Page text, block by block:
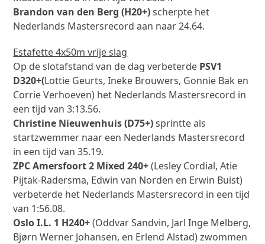
Brandon van den Berg (H20+)scherpte het
Nederlands Mastersrecord aan naar 24.64.
Estafette 4x50m vrije slag
Op de slotafstand van de dag verbeterde PSV1
D320+(Lottie Geurts, Ineke Brouwers, Gonnie Bak en
Corrie Verhoeven) het Nederlands Mastersrecord in
een tijd van 3:13.56.
Christine Nieuwenhuis (D75+)sprintte als
startzwemmer naar een Nederlands Mastersrecord
in een tijd van 35.19.
ZPC Amersfoort 2 Mixed 240+(Lesley Cordial, Atie
Pijtak-Radersma, Edwin van Norden en Erwin Buist)
verbeterde het Nederlands Mastersrecord in een tijd
van 1:56.08.
Oslo I.L. 1 H240+(Oddvar Sandvin, Jarl Inge Melberg,
Bjørn Werner Johansen, en Erlend Alstad) zwommen